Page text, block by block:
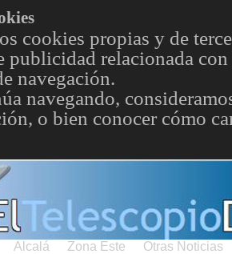
cookies propias y de
publicidad relacionada
navegación.
navegando,
o bien conocer cómo
Alcalá Zona Este Otras Noticias